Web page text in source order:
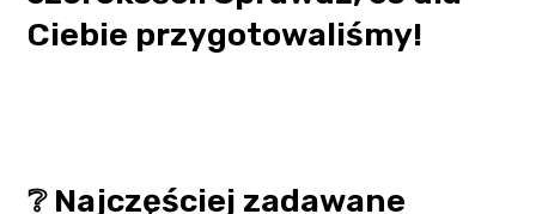
Ciebie przygotowaliśmy!
❔ Najczęściej zadawane